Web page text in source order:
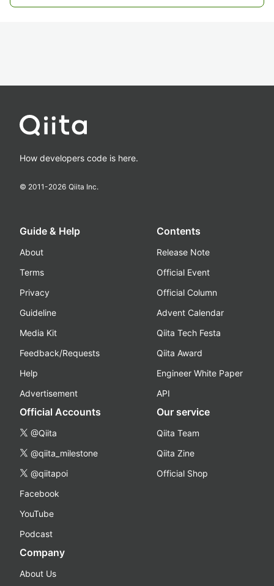
How developers code is here.
© 2011-2026 Qiita Inc.
Guide & Help
About
Terms
Privacy
Guideline
Media Kit
Feedback/Requests
Help
Advertisement
Contents
Release Note
Official Event
Official Column
Advent Calendar
Qiita Tech Festa
Qiita Award
Engineer White Paper
API
Official Accounts
@Qiita
@qiita_milestone
@qiitapoi
Facebook
YouTube
Podcast
Our service
Qiita Team
Qiita Zine
Official Shop
Company
About Us